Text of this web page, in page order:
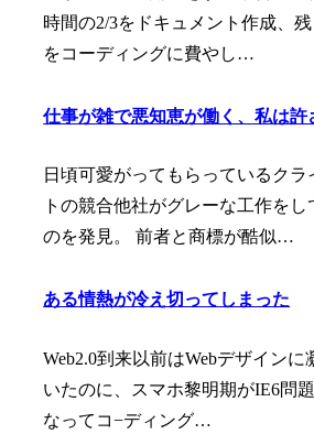
時間の2/3をドキュメント作成、残
をコーディングに費やし…
仕事が雑で悪知恵が働く、私は許
日頃可愛がってもらっているクラ
トの競合他社がグレーな工作をし
のを発見。 前者と商標が酷似…
ある情熱が冷え切ってしまった
Web2.0到来以前はWebデザインに
いたのに、スマホ黎明期がIE6問
なってコ−ディング…